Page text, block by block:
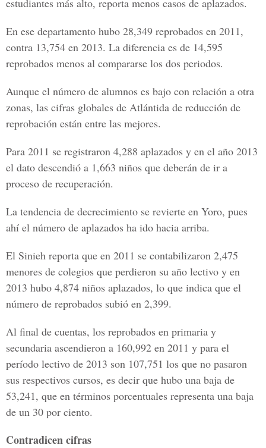
estudiantes más alto, reporta menos casos de aplazados.
En ese departamento hubo 28,349 reprobados en 2011,
contra 13,754 en 2013. La diferencia es de 14,595
reprobados menos al compararse los dos periodos.
Aunque el número de alumnos es bajo con relación a otra
zonas, las cifras globales de Atlántida de reducción de
reprobación están entre las mejores.
Para 2011 se registraron 4,288 aplazados y en el año 2013
el dato descendió a 1,663 niños que deberán de ir a
proceso de recuperación.
La tendencia de decrecimiento se revierte en Yoro, pues
ahí el número de aplazados ha ido hacia arriba.
El Sinieh reporta que en 2011 se contabilizaron 2,475
menores de colegios que perdieron su año lectivo y en
2013 hubo 4,874 niños aplazados, lo que indica que el
número de reprobados subió en 2,399.
Al final de cuentas, los reprobados en primaria y
secundaria ascendieron a 160,992 en 2011 y para el
período lectivo de 2013 son 107,751 los que no pasaron
sus respectivos cursos, es decir que hubo una baja de
53,241, que en términos porcentuales representa una baja
de un 30 por ciento.
Contradicen cifras